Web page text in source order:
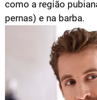
como a região
pernas) e na barba.